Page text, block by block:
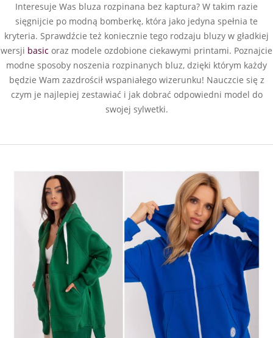
Interesuje Was bluza rozpinana bez kaptura? W takim razie
sięgnijcie po modną bomberkę, która jako jedyna spełnia te
kryteria. Sprawdźcie też koniecznie tego rodzaju bluzy w gładkiej
wersji basic oraz modele ozdobione ciekawymi printami. Poznajcie
modne sposoby noszenia rozpinanych bluz, dzięki którym każdy
będzie Wam zazdrościł wspaniałego wizerunku! Nauczcie się z
czym je najlepiej zestawiać i jak dobrać odpowiedni model do
swojej sylwetki.